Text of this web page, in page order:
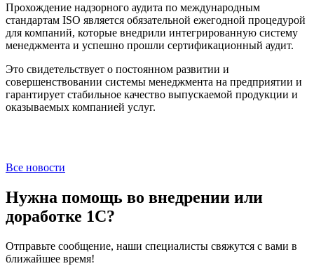
Прохождение надзорного аудита по международным
стандартам ISO является обязательной ежегодной процедурой
для компаний, которые внедрили интегрированную систему
менеджмента и успешно прошли сертификационный аудит.
Это свидетельствует о постоянном развитии и
совершенствовании системы менеджмента на предприятии и
гарантирует стабильное качество выпускаемой продукции и
оказываемых компанией услуг.
Все новости
Нужна помощь во внедрении или
доработке 1С?
Отправьте сообщение, наши специалисты свяжутся с вами в
ближайшее время!